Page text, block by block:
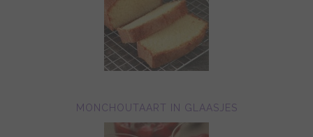
MONCHOUTAART IN GLAASJES